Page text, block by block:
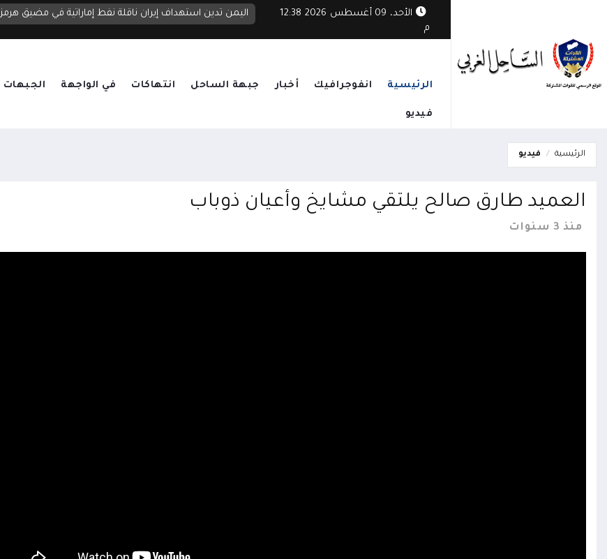
الأحد، 09 أغسطس 2026 12:38
م
ترفع الجاهزية وتعزز الجبهات لمواجهة التصعيد الحوثي اليمن تدين استهداف إيران ناقلة نفط إماراتية في مضيق هرمز
الرئيسية انفوجرافيك أخبار جبهة الساحل انتهاكات في الواجهة الجبهات
فيديو
الرئيسية فيديو
العميد طارق صالح يلتقي مشايخ وأعيان ذوباب
منذ 3 سنوات